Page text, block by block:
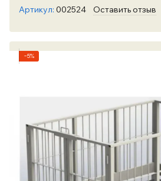
Артикул: 002524 Оставить отзыв
−5%